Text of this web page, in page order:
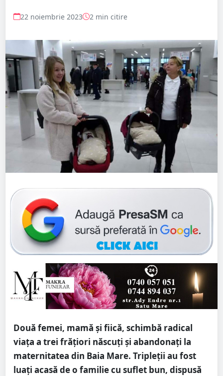
22 noiembrie 2023 2 min citire
Două femei, mamă și fiică, schimbă radical
viața a trei frățiori născuți și abandonați la
maternitatea din Baia Mare. Tripleții au fost
luați acasă de o familie cu suflet bun, dispusă